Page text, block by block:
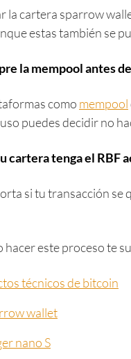
la cartera sparrow
estas también se
la mempool antes
como mempool
puedes decidir no
cartera tenga el RBF
si tu transacción se
hacer este proceso te
técnicos de bitcoin
wallet
nano S